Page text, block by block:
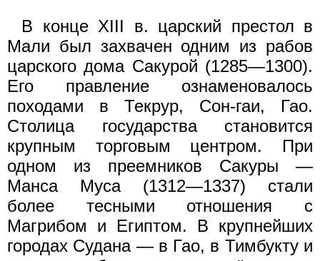
В конце XIII в. царский престол в
Мали был захвачен одним из рабов
царского дома Сакурой (1285—1300).
Его правление ознаменовалось
походами в Текрур, Сон-гаи, Гао.
Столица государства становится
крупным торговым центром. При
одном из преемников Сакуры —
Манса Муса (1312—1337) стали
более тесными отношения с
Магрибом и Египтом. В крупнейших
городах Судана — в Гао, в Тимбукту и